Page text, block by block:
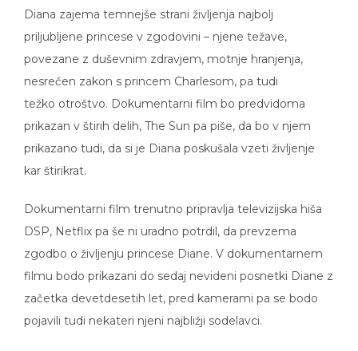
Diana zajema temnejše strani življenja najbolj
priljubljene princese v zgodovini – njene težave,
povezane z duševnim zdravjem, motnje hranjenja,
nesrečen zakon s princem Charlesom, pa tudi
težko otroštvo. Dokumentarni film bo predvidoma
prikazan v štirih delih, The Sun pa piše, da bo v njem
prikazano tudi, da si je Diana poskušala vzeti življenje
kar štirikrat.
Dokumentarni film trenutno pripravlja televizijska hiša
DSP, Netflix pa še ni uradno potrdil, da prevzema
zgodbo o življenju princese Diane. V dokumentarnem
filmu bodo prikazani do sedaj nevideni posnetki Diane z
začetka devetdesetih let, pred kamerami pa se bodo
pojavili tudi nekateri njeni najbližji sodelavci.